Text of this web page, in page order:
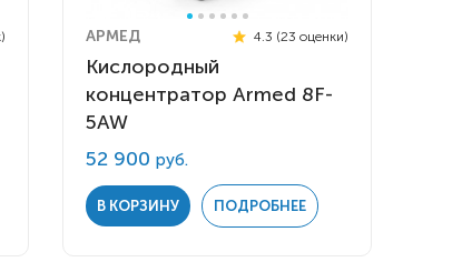
АРМЕД 4.3 (23 оценки)
Кислородный
концентратор Armed 8F-
5AW
52 900руб.
В КОРЗИНУ ПОДРОБНЕЕ